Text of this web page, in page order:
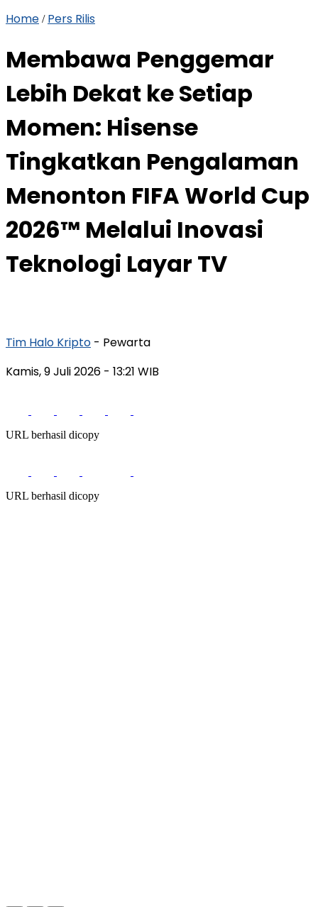
Home / Pers Rilis
Membawa Penggemar
Lebih Dekat ke Setiap
Momen: Hisense
Tingkatkan Pengalaman
Menonton FIFA World Cup
2026™ Melalui Inovasi
Teknologi Layar TV
Tim Halo Kripto - Pewarta
Kamis, 9 Juli 2026 - 13:21 WIB
URL berhasil dicopy
URL berhasil dicopy